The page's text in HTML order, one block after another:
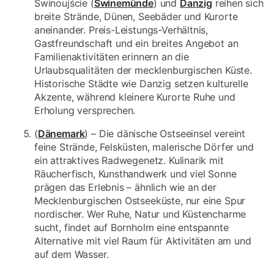
Świnoujście (Swinemünde) und Danzig reihen sich
breite Strände, Dünen, Seebäder und Kurorte
aneinander. Preis-Leistungs-Verhältnis,
Gastfreundschaft und ein breites Angebot an
Familienaktivitäten erinnern an die
Urlaubsqualitäten der mecklenburgischen Küste.
Historische Städte wie Danzig setzen kulturelle
Akzente, während kleinere Kurorte Ruhe und
Erholung versprechen.
(Dänemark) – Die dänische Ostseeinsel vereint
feine Strände, Felsküsten, malerische Dörfer und
ein attraktives Radwegenetz. Kulinarik mit
Räucherfisch, Kunsthandwerk und viel Sonne
prägen das Erlebnis – ähnlich wie an der
Mecklenburgischen Ostseeküste, nur eine Spur
nordischer. Wer Ruhe, Natur und Küstencharme
sucht, findet auf Bornholm eine entspannte
Alternative mit viel Raum für Aktivitäten am und
auf dem Wasser.